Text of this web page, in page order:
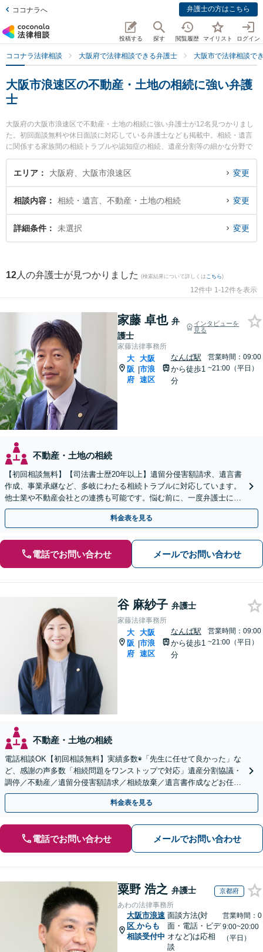
ココナラへ 弁護士の方はこちら
投稿する 探す 閲覧履歴 マイリスト ログイン
ココナラ法律相談 大阪府で法律相談できる弁護士 大阪市で法律相談で
大阪市浪速区の不動産・土地の相続に強い弁護
士
大阪府の大阪市浪速区で不動産・土地の相続に強い弁護士が12名見つかりまし
た。初回面談無料や休日面談に対応している弁護士なども掲載中。相続・遺言
に関係する家族間の相続トラブルや認知症の相続、遺産分割等の細かな分野で
の絞り込み検索もでき便利です。特に家藤法律事務所の家藤 卓也弁護士や家藤
法律事務所の谷 麻紗子弁護士、弁護士法人法律事務所ロイヤーズ・ハイの田中
今すぐに弁護士に相談したい』『不動産・土地の相続のトラブル解決の実績豊
富な近くの弁護士を検索したい』『初回相談無料で不動産・土地の相続を法律
相談できる大阪市浪速区内の弁護士に相談予約したい』などでお困りの相談者
エリア 大阪府、大阪市浪速区 変更
相談内容 相続・遺言、不動産・土地の相続 変更
詳細条件 未選択 変更
12 人の弁護士が見つかりました (検索結果について詳しくは こちら)
12件中 1-12件を表示
家藤 卓也 弁
護士
インタビューを
見る
家藤法律事務所
大
阪
府
|
大阪
市浪
速区
なんば駅
から徒歩1
分
営業時間：09:00
~21:00（平日）
不動産・土地の相続
【初回相談無料】【司法書士歴20年以上】遺留分侵害額請求、遺言書
作成、事業承継など、多岐にわたる相続トラブルに対応しています。
他士業や不動産会社との連携も可能です。悩む前に、一度弁護士にご
相談ください。【電話相談可】【夜間・休日対応】
料金表を見る
電話でお問い合わせ メールでお問い合わせ
谷 麻紗子 弁護士
家藤法律事務所
大
阪
府
|
大阪
市浪
速区
なんば駅
から徒歩1
分
営業時間：09:00
~21:00（平日）
不動産・土地の相続
電話相談OK【初回相談無料】実績多数◉「先生に任せて良かった」な
ど、感謝の声多数「相続問題をワンストップで対応」遺産分割協議・
調停／不動産／遺留分侵害額請求／相続放棄／遺言書作成などお任
せ。司法書士・不動産業者などと連携可【休日・夜間対応】
料金表を見る
電話でお問い合わせ メールでお問い合わせ
粟野 浩之 弁護士 京都府
あわの法律事務所
大阪市浪速
区 からも
相談受付中
面談方法(対
面・電話・ビデ
オなど)は応相
談
営業時間：0
9:00~20:00
（平日）